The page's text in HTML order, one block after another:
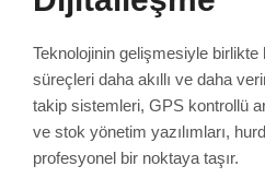
Teknolojinin gelişmesiyle
süreçleri daha akıllı ve daha
takip sistemleri, GPS kontrollü
ve stok yönetim yazılımları,
profesyonel bir noktaya taşır.